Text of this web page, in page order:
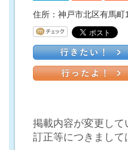
住所：神戸市北区有馬町
掲載内容が変更して
訂正等につきまして